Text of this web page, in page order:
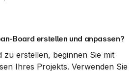
Board erstellen und anpassen?
zu erstellen, beginnen Sie mit
Ihres Projekts. Verwenden Sie